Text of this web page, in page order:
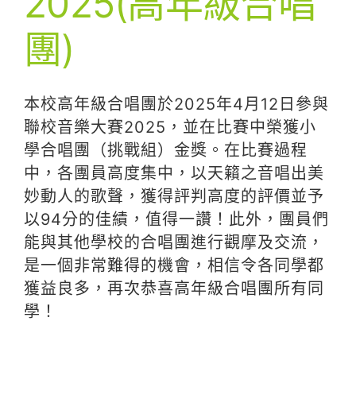
團)
本校高年級合唱團於2025年4月12日參與
聯校音樂大賽2025，並在比賽中榮獲小
學合唱團（挑戰組）金獎。在比賽過程
中，各團員高度集中，以天籟之音唱出美
妙動人的歌聲，獲得評判高度的評價並予
以94分的佳績，值得一讚！此外，團員們
能與其他學校的合唱團進行觀摩及交流，
是一個非常難得的機會，相信令各同學都
獲益良多，再次恭喜高年級合唱團所有同
學！